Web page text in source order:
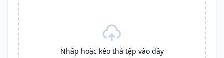
Nhấp hoặc kéo thả tệp vào đây